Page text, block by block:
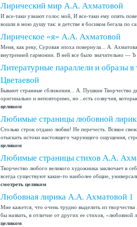
Лирический мир А.А. Ахматовой
И все-таки узнают голос мой, И все-таки ему опять
вошли в мою душу так: в детстве я босиком бегала по
Лирическое «я» А.А. Ахматовой
Меня, как реку, Суровая эпоха повернула... А.
внутренней гармонии. В ней все было значительно — Ъ
Литературные параллели и образы
Цветаевой
Бывают странные сближения... А. Пушкин Творчество
оригинально и неповторимо, но ..есть созвучия,
целиком
Любимые страницы любовной
Столько строк отдано любви! Не перечесть. Всякое
отыскать истоки настоящего чарующего ощущения,
целиком
Любимые страницы стихов А.А.
Творчество любого великого художника заключает в
всегда существуют какие-то наиболее общие,
смотреть целиком
Любовная лирика А.А. Ахматовой 1
Мне кажется, что очень трудно выделить из
бы назвать, в отличие от других ее стихов, «любовной
целиком